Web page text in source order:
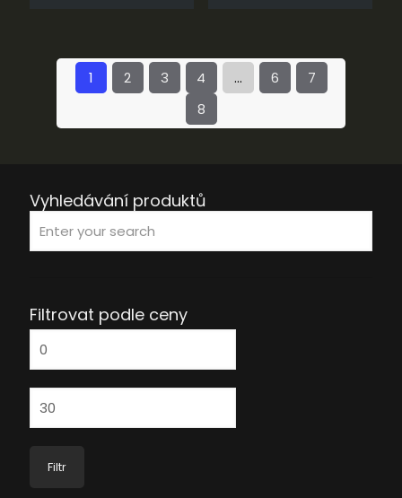
1 2 3 4 … 6
7
8
Vyhledávání produktů
Filtrovat podle ceny
Minimální
cena
Maximální
cena
Filtr